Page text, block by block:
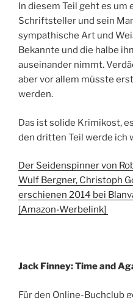
In diesem Teil geht es um
Schriftsteller und sein
sympathische Art und
Bekannte und die halbe
auseinander nimmt.
aber vor allem müsste
werden.
Das ist solide Krimikost,
den dritten Teil werde ich
Der Seidenspinner von
Wulf Bergner, Christoph
erschienen 2014 bei
[Amazon-Werbelink]
Jack Finney: Time and
Für den Online-Buchclub